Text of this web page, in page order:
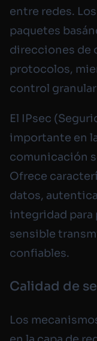
entre redes.
paquetes
direcciones de
protocolos,
control granular
El IPsec
importante en
comunicación
Ofrece
datos,
integridad para
sensible
confiables.
Calidad de
Los